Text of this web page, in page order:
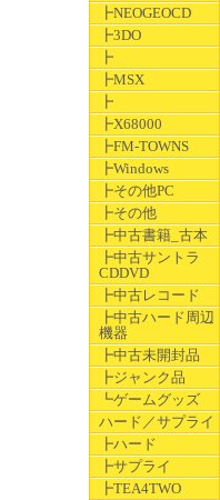
┣NEOGEOCD
┣3DO
┣
┣MSX
┣
┣X68000
┣FM-TOWNS
┣Windows
┣その他PC
┣その他
┣中古書籍_古本
┣中古サントラ
CDDVD
┣中古レコード
┣中古ハード周辺
機器
┣中古未開封品
┣ジャンク品
┗ゲームグッズ
ハード／サプライ
┣ハード
┣サプライ
┣TEA4TWO